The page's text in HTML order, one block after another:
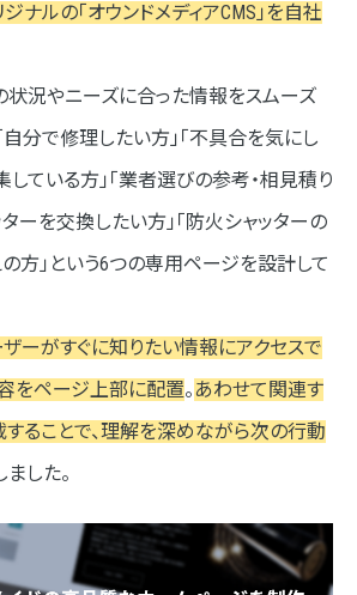
ナルの「オウンドメディアCMS」を自社
状況やニーズに合った情報をスムーズ
自分で修理したい方」「不具合を気にし
している方」「業者選びの参考・相見積り
ターを交換したい方」「防火シャッターの
方」という6つの専用ページを設計して
ーがすぐに知りたい情報にアクセスで
をページ上部に配置。 あわせて関連す
ることで、理解を深めながら次の行動
ました。